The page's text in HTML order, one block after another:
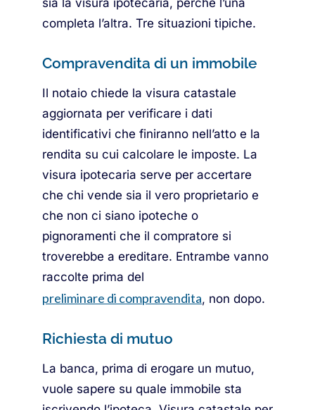
sia la visura ipotecaria, perché l’una
completa l’altra. Tre situazioni tipiche.
Compravendita di un immobile
Il notaio chiede la visura catastale
aggiornata per verificare i dati
identificativi che finiranno nell’atto e la
rendita su cui calcolare le imposte. La
visura ipotecaria serve per accertare
che chi vende sia il vero proprietario e
che non ci siano ipoteche o
pignoramenti che il compratore si
troverebbe a ereditare. Entrambe vanno
raccolte prima del
preliminare di compravendita, non dopo.
Richiesta di mutuo
La banca, prima di erogare un mutuo,
vuole sapere su quale immobile sta